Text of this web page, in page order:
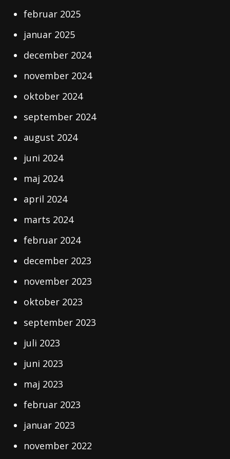
februar 2025
januar 2025
december 2024
november 2024
oktober 2024
september 2024
august 2024
juni 2024
maj 2024
april 2024
marts 2024
februar 2024
december 2023
november 2023
oktober 2023
september 2023
juli 2023
juni 2023
maj 2023
februar 2023
januar 2023
november 2022